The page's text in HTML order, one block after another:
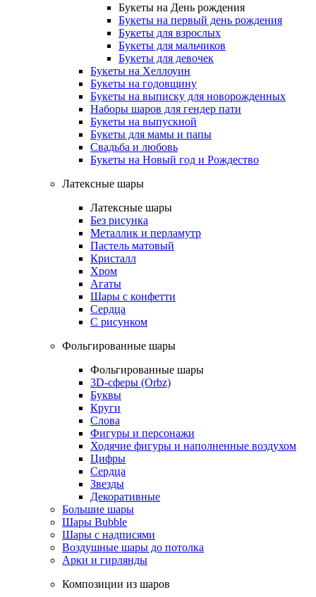
Букеты на День рождения
Букеты на первый день рождения
Букеты для взрослых
Букеты для мальчиков
Букеты для девочек
Букеты на Хеллоуин
Букеты на годовщину
Букеты на выписку для новорожденных
Наборы шаров для гендер пати
Букеты на выпускной
Букеты для мамы и папы
Свадьба и любовь
Букеты на Новый год и Рождество
Латексные шары
Латексные шары
Без рисунка
Металлик и перламутр
Пастель матовый
Кристалл
Хром
Агаты
Шары с конфетти
Сердца
С рисунком
Фольгированные шары
Фольгированные шары
3D-сферы (Orbz)
Буквы
Круги
Слова
Фигуры и персонажи
Ходячие фигуры и наполненные воздухом
Цифры
Сердца
Звезды
Декоративные
Большие шары
Шары Bubble
Шары с надписями
Воздушные шары до потолка
Арки и гирлянды
Композиции из шаров